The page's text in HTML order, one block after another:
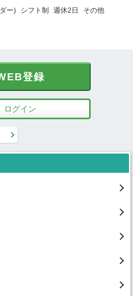
ー) シフト制 週休2日 その他
登録
ログイン